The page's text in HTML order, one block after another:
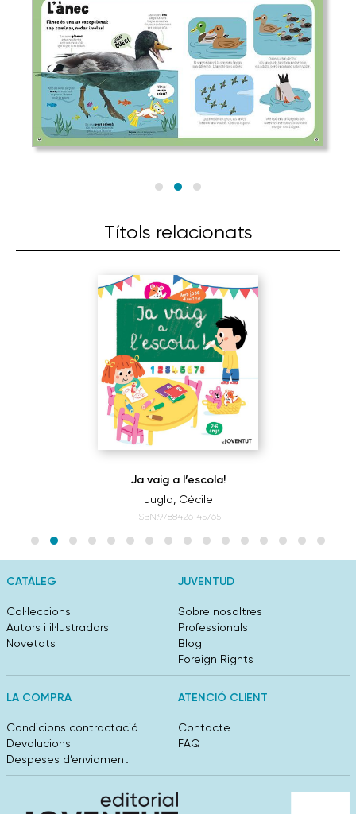
Títols relacionats
Ja vaig a l’escola!
Jugla, Cécile
ISBN:9788426145765
CATÀLEG
Col·leccions
Autors i il·lustradors
Novetats
JUVENTUD
Sobre nosaltres
Professionals
Blog
Foreign Rights
LA COMPRA
Condicions contractació
Devolucions
Despeses d’enviament
ATENCIÓ CLIENT
Contacte
FAQ